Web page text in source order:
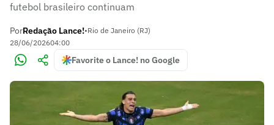
futebol brasileiro continuam
PorRedação Lance!•Rio de Janeiro (RJ)
28/06/202604:00
Favorite o Lance! no Google